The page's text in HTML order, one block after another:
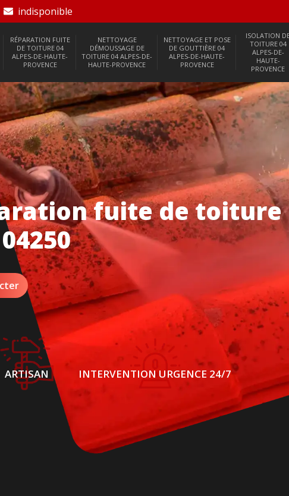
indisponible
RÉPARATION FUITE
DE TOITURE 04
ALPES-DE-HAUTE-
PROVENCE
NETTOYAGE
DÉMOUSSAGE DE
TOITURE 04 ALPES-DE-
HAUTE-PROVENCE
NETTOYAGE ET POSE
DE GOUTTIÈRE 04
ALPES-DE-HAUTE-
PROVENCE
ISOLATION
TOITURE 04
ALPES-DE-
HAUTE-
PROVENCE
fuite de toiture
ARTISAN INTERVENTION URGENCE 24/7